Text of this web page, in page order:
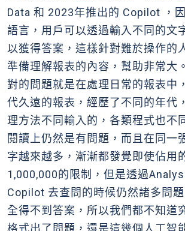
Data 和 2023年推出的 Copilot ，
語言，用戶可以透過輸入不同的文
以獲得答案，這樣針對難於操作的
準備理解報表的內容，幫助非常大
對的問題就是在處理日常的報表中
代久遠的報表，經歷了不同的年代
理方法不同輸入的，各類程式也不
閱讀上仍然是有問題，而且在同一
字越來越多，漸漸都發覺即使佔用
1,000,000的限制，但是透過
Copilot 去查問的時候仍然諸多問
全得不到答案，所以我們都不知道